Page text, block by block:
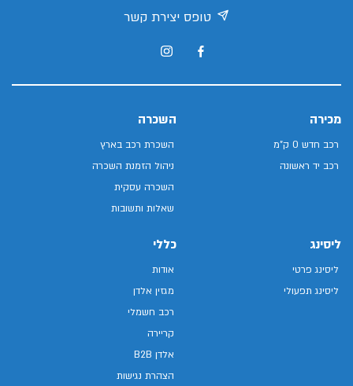
טופס יצירת קשר
מכירה
רכב חדש 0 ק"מ
רכב יד ראשונה
השכרה
השכרת רכב בארץ
ניהול הזמנת השכרה
השכרה עסקית
שאלות ותשובות
ליסינג
ליסינג פרטי
ליסינג תפעולי
כללי
אודות
מגזין אלדן
רכב חשמלי
קריירה
אלדן B2B
הצהרת נגישות